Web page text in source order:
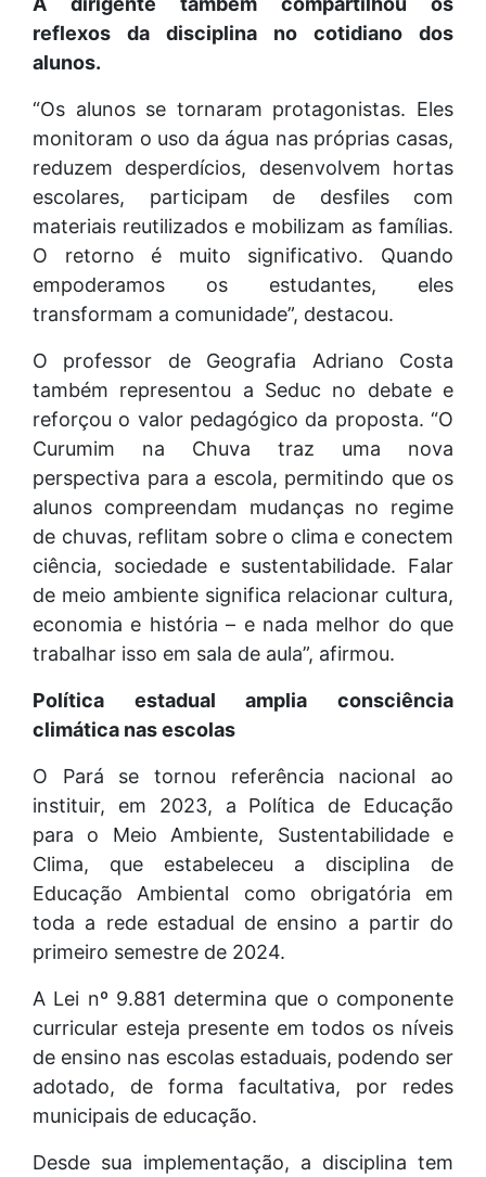
reflexos da disciplina no cotidiano dos
alunos.
“Os alunos se tornaram protagonistas. Eles
monitoram o uso da água nas próprias casas,
reduzem desperdícios, desenvolvem hortas
escolares, participam de desfiles com
materiais reutilizados e mobilizam as famílias.
O retorno é muito significativo. Quando
empoderamos os estudantes, eles
transformam a comunidade”, destacou.
O professor de Geografia Adriano Costa
também representou a Seduc no debate e
reforçou o valor pedagógico da proposta. “O
Curumim na Chuva traz uma nova
perspectiva para a escola, permitindo que os
alunos compreendam mudanças no regime
de chuvas, reflitam sobre o clima e conectem
ciência, sociedade e sustentabilidade. Falar
de meio ambiente significa relacionar cultura,
economia e história – e nada melhor do que
trabalhar isso em sala de aula”, afirmou.
Política estadual amplia consciência
climática nas escolas
O Pará se tornou referência nacional ao
instituir, em 2023, a Política de Educação
para o Meio Ambiente, Sustentabilidade e
Clima, que estabeleceu a disciplina de
Educação Ambiental como obrigatória em
toda a rede estadual de ensino a partir do
primeiro semestre de 2024.
A Lei nº 9.881 determina que o componente
curricular esteja presente em todos os níveis
de ensino nas escolas estaduais, podendo ser
adotado, de forma facultativa, por redes
municipais de educação.
Desde sua implementação, a disciplina tem